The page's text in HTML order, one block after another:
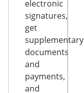
electronic
signatures,
get
supplementary
documents
and
payments,
and